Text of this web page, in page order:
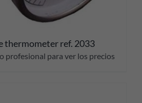
thermometer ref. 2033
profesional para ver los precios